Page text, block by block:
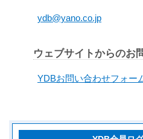
ydb@yano.co.jp
ウェブサイトからのお
YDBお問い合わせフォー